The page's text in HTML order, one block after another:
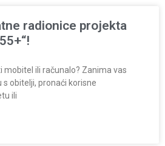
radionice projekta
mobitel ili računalo? Zanima vas
obitelji, pronaći korisne
ili